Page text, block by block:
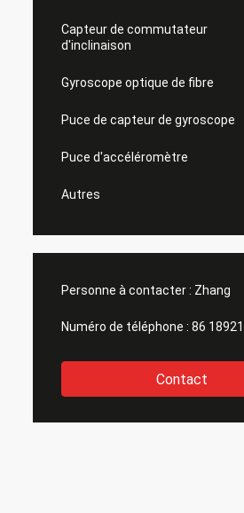
Capteur de commutateur
d'inclinaison
Gyroscope optique de fibre
Puce de capteur de gyroscope
Puce d'accéléromètre
Autres
Personne à contacter : Zhang
Numéro de téléphone : 86
Contact